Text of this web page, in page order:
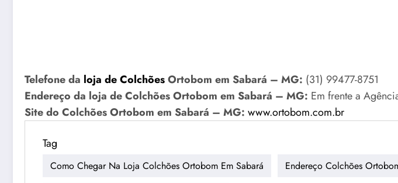
Telefone da loja de ColchõesOrtobom em Sabará – MG: (31) 99477-8751
Endereço da loja de Colchões Ortobom em Sabará – MG: Em frente a
Site do Colchões Ortobom em Sabará – MG: www.ortobom.com.br
Tag
Como Chegar Na Loja Colchões Ortobom Em Sabará Endereço Colchões